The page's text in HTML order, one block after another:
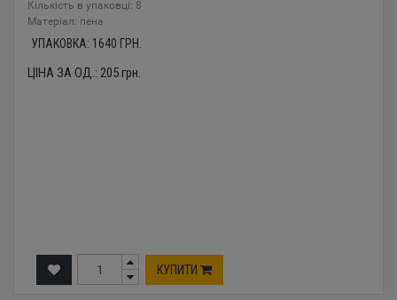
Кількість в упаковці: 8
Mатеріал: пена
УПАКОВКА: 1640 ГРН.
ЦІНА ЗА ОД.: 205грн.
КУПИТИ